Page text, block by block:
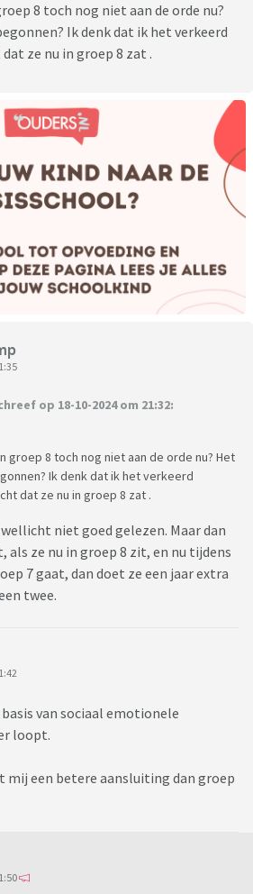
8 toch nog niet aan de orde nu?
Ik denk dat ik het verkeerd
ze nu in groep 8 zat .
op 18-10-2024 om 21:32:
groep 8 toch nog niet aan de orde nu? Het
Ik denk dat ik het verkeerd
dat ze nu in groep 8 zat .
niet goed gelezen. Maar dan
ze nu in groep 8 zit, en nu tijdens
7 gaat, dan doet ze een jaar extra
twee.
van sociaal emotionele
loopt.
mij een betere aansluiting dan groep